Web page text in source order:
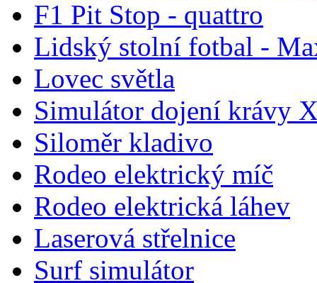
F1 Pit Stop - quattro
Lidský stolní fotbal -
Lovec světla
Simulátor dojení krávy
Siloměr kladivo
Rodeo elektrický míč
Rodeo elektrická láhev
Laserová střelnice
Surf simulátor